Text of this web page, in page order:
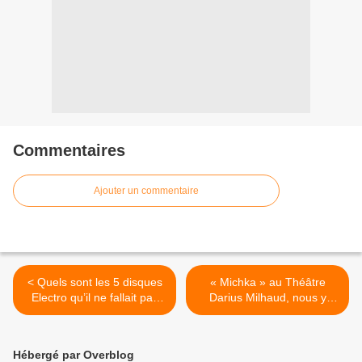
Commentaires
Ajouter un commentaire
< Quels sont les 5 disques
Electro qu’il ne fallait pas
manquer en 2017 ?
« Michka » au Théâtre
Darius Milhaud, nous y
étions ! >
Hébergé par Overblog